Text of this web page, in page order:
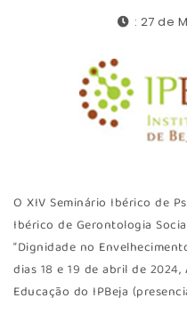
: 27 de
O XIV Seminário Ibérico de
Ibérico de Gerontologia
“Dignidade no
dias 18 e 19 de abril de
Educação do IPBeja